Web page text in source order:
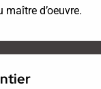
maître d’oeuvre.